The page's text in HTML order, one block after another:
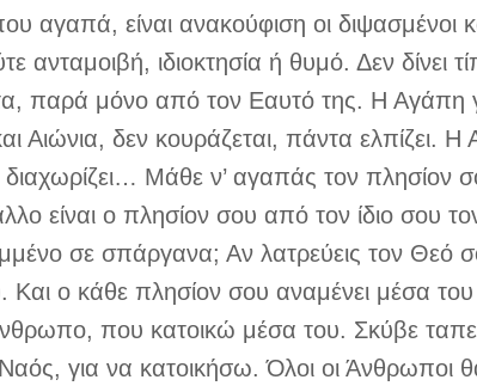
αγαπά, είναι ανακούφιση οι διψασμένοι
ανταμοιβή, ιδιοκτησία ή θυμό. Δεν
παρά μόνο από τον Εαυτό της. Η Αγάπη
Αιώνια, δεν κουράζεται, πάντα ελπίζει.
Μάθε ν’ αγαπάς τον πλησίον
είναι ο πλησίον σου από τον ίδιο σου
σε σπάργανα; Αν λατρεύεις τον Θεό
Και ο κάθε πλησίον σου αναμένει μέσα
που κατοικώ μέσα του. Σκύβε
για να κατοικήσω. Όλοι οι Άνθρωποι